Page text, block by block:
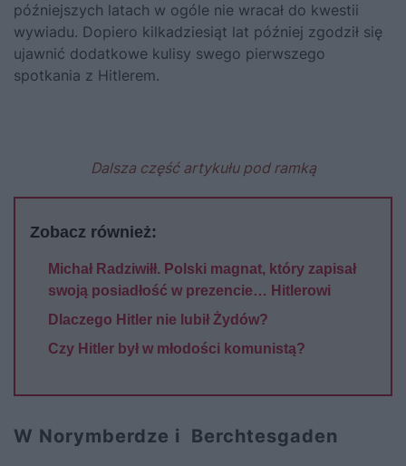
późniejszych latach w ogóle nie wracał do kwestii
wywiadu. Dopiero kilkadziesiąt lat później zgodził się
ujawnić dodatkowe kulisy swego pierwszego
spotkania z Hitlerem.
Dalsza część artykułu pod ramką
Zobacz również:
Michał Radziwiłł. Polski magnat, który zapisał
swoją posiadłość w prezencie… Hitlerowi
Dlaczego Hitler nie lubił Żydów?
Czy Hitler był w młodości komunistą?
W Norymberdze i Berchtesgaden